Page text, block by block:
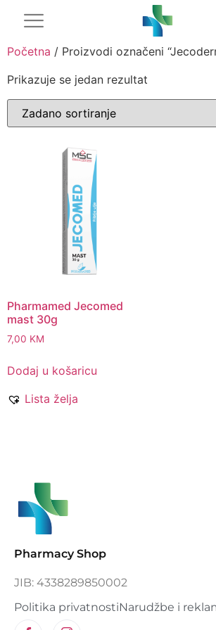
Početna / Proizvodi označeni
Prikazuje se jedan rezultat
Pharmamed Jecomed
mast 30g
7,00 KM
Dodaj u košaricu
Lista želja
Pharmacy Shop
JIB: 4338289850002
Politika privatnostiNarudžbe i